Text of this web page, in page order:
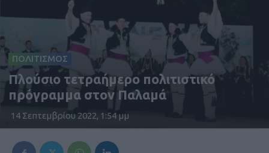
ΠΟΛΙΤΙΣΜΟΣ
Πλούσιο τετραήμερο πολιτιστικό
πρόγραμμα στον Παλαμά
14 Σεπτεμβρίου 2022, 1:54 μμ